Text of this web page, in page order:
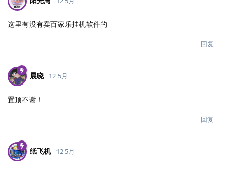
这里有没有卖百家乐挂机软件的
回复
晨晓 12 5月
置顶不谢！
回复
纸飞机 12 5月